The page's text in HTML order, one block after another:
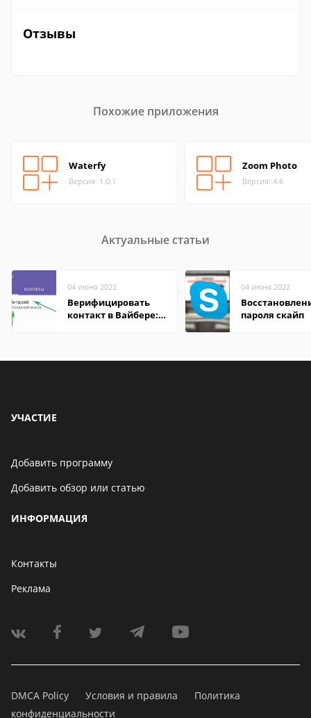
Отзывы
Похожие приложения
Waterfy
Версия: 1.0.1
Zoom Photo
Версия: 4.6
Актуальные статьи
04 июня 2022
Верифицировать
контакт в Вайбере:
04 июня 2022
пароля скайп
УЧАСТИЕ
Добавить программу
Добавить обзор или статью
ИНФОРМАЦИЯ
Контакты
Реклама
DMCA Policy Условия и правила
Политика
конфиденциальности